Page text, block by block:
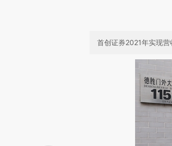
首创证券2021年实现